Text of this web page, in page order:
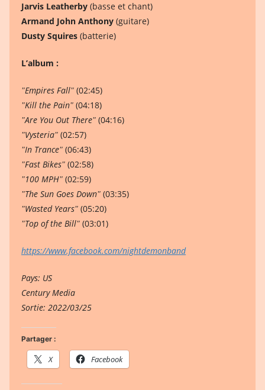
Jarvis Leatherby (basse et chant)
Armand John Anthony (guitare)
Dusty Squires (batterie)
L’album :
ʺEmpires Fallʺ (02:45)
ʺKill the Painʺ (04:18)
ʺAre You Out Thereʺ (04:16)
ʺVysteriaʺ (02:57)
ʺIn Tranceʺ (06:43)
ʺFast Bikesʺ (02:58)
ʺ100 MPHʺ (02:59)
ʺThe Sun Goes Downʺ (03:35)
ʺWasted Yearsʺ (05:20)
ʺTop of the Billʺ (03:01)
https://www.facebook.com/nightdemonband
Pays: US
Century Media
Sortie: 2022/03/25
Partager :
X Facebook